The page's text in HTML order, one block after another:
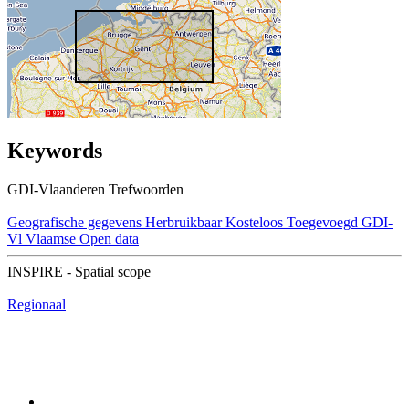
Keywords
GDI-Vlaanderen Trefwoorden
Geografische gegevens Herbruikbaar Kosteloos Toegevoegd GDI-
Vl Vlaamse Open data
INSPIRE - Spatial scope
Regionaal